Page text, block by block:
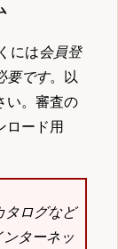
には会員登
要です。以
い。審査の
ロード用
タログなど
ターネッ